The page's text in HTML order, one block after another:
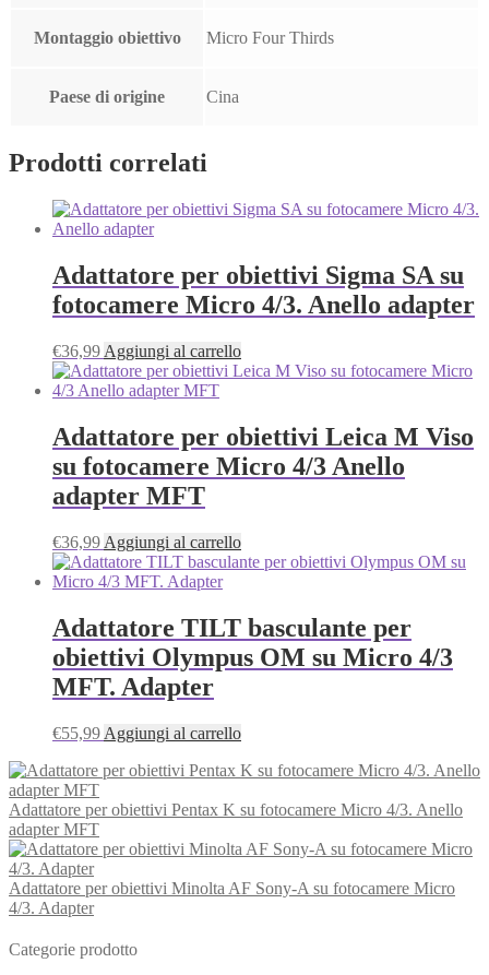
Montaggio obiettivo Micro Four Thirds
Paese di origine Cina
Prodotti correlati
Adattatore per obiettivi Sigma SA su
fotocamere Micro 4/3. Anello adapter
€36,99 Aggiungi al carrello
Adattatore per obiettivi Leica M Viso
su fotocamere Micro 4/3 Anello
adapter MFT
€36,99 Aggiungi al carrello
Adattatore TILT basculante per
obiettivi Olympus OM su Micro 4/3
MFT. Adapter
€55,99 Aggiungi al carrello
Adattatore per obiettivi Pentax K su fotocamere Micro 4/3. Anello
adapter MFT
Adattatore per obiettivi Minolta AF Sony-A su fotocamere Micro
4/3. Adapter
Categorie prodotto